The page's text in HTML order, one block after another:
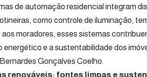
de automação residencial integram
como controle de iluminação,
moradores, esses sistemas
energético e a sustentabilidade dos
Gonçalves Coelho.
renováveis: fontes limpas e